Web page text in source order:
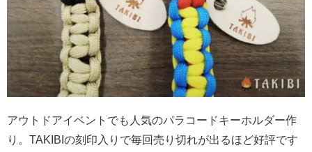
アウトドアイベントでも人気のパラコードキーホルダー作
り。TAKIBIの刻印入りで毎回売り切れが出るほど好評です